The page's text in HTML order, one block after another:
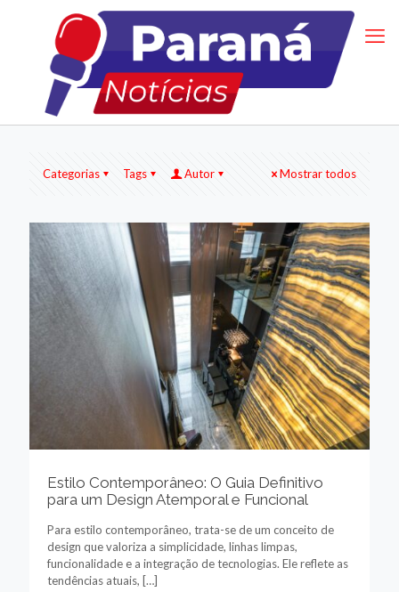
Categorias Tags Autor Mostrar todos
Estilo Contemporâneo: O Guia Definitivo
para um Design Atemporal e Funcional
Para estilo contemporâneo, trata-se de um conceito de
design que valoriza a simplicidade, linhas limpas,
funcionalidade e a integração de tecnologias. Ele reflete as
tendências atuais, […]